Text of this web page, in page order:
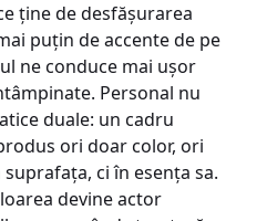
ţine de desfăşurarea
puţin de accente de pe
ne conduce mai uşor
Personal nu
duale: un cadru
ori doar color, ori
ci în esenţa sa.
devine actor